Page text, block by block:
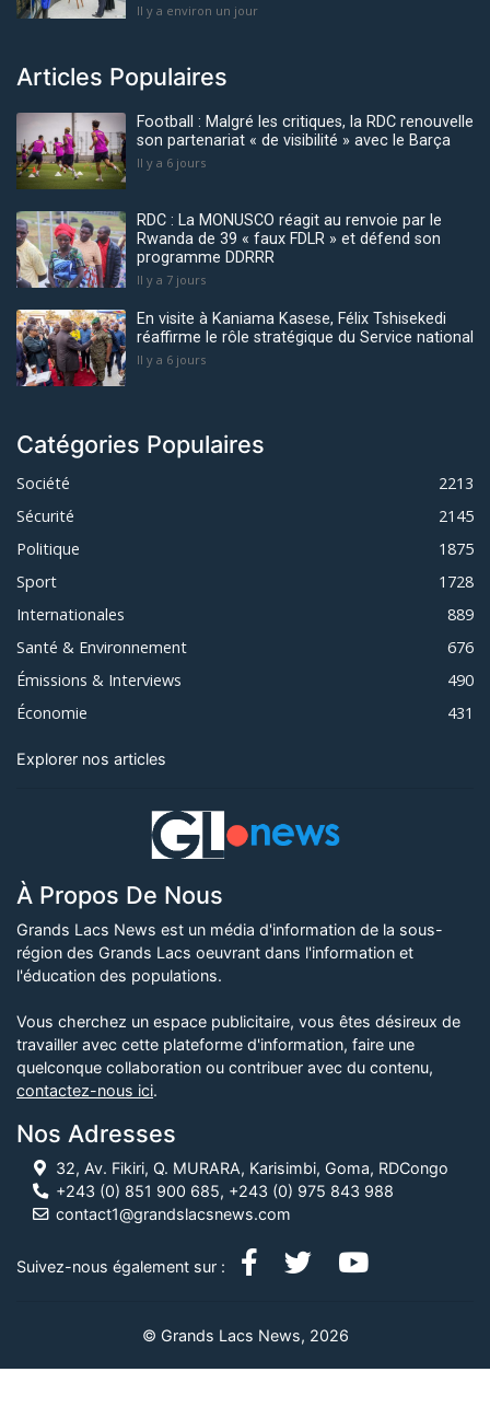
Il y a environ un jour
Articles Populaires
Football : Malgré les critiques, la RDC renouvelle
son partenariat « de visibilité » avec le Barça
Il y a 6 jours
RDC : La MONUSCO réagit au renvoie par le
Rwanda de 39 « faux FDLR » et défend son
programme DDRRR
Il y a 7 jours
En visite à Kaniama Kasese, Félix Tshisekedi
réaffirme le rôle stratégique du Service national
Il y a 6 jours
Catégories Populaires
Société
2213
Sécurité
2145
Politique
1875
Sport
1728
Internationales
889
Santé & Environnement
676
Émissions & Interviews
490
Économie
431
Explorer nos articles
À Propos De Nous
Grands Lacs News est un média d'information de la sous-
région des Grands Lacs oeuvrant dans l'information et
l'éducation des populations.
Vous cherchez un espace publicitaire, vous êtes désireux de
travailler avec cette plateforme d'information, faire une
quelconque collaboration ou contribuer avec du contenu,
contactez-nous ici.
Nos Adresses
32, Av. Fikiri, Q. MURARA, Karisimbi, Goma, RDCongo
+243 (0) 851 900 685, +243 (0) 975 843 988
contact1@grandslacsnews.com
Suivez-nous également sur :
© Grands Lacs News, 2026